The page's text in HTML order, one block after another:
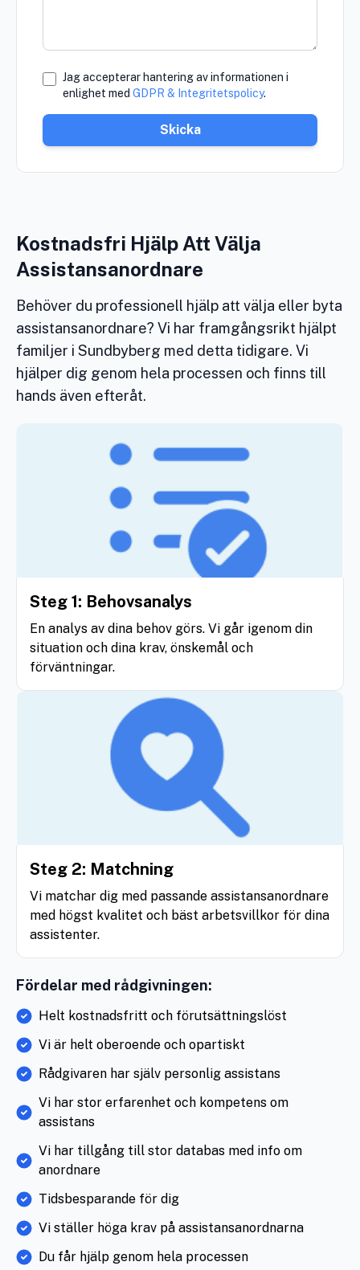
Jag accepterar hantering av informationen i
enlighet med GDPR & Integritetspolicy.
Skicka
Kostnadsfri Hjälp Att Välja
Assistansanordnare
Behöver du professionell hjälp att välja eller byta
assistansanordnare? Vi har framgångsrikt hjälpt
familjer i Sundbyberg med detta tidigare. Vi
hjälper dig genom hela processen och finns till
hands även efteråt.
Steg 1: Behovsanalys
En analys av dina behov görs. Vi går igenom din
situation och dina krav, önskemål och
förväntningar.
Steg 2: Matchning
Vi matchar dig med passande assistansanordnare
med högst kvalitet och bäst arbetsvillkor för dina
assistenter.
Fördelar med rådgivningen:
Helt kostnadsfritt och förutsättningslöst
Vi är helt oberoende och opartiskt
Rådgivaren har själv personlig assistans
Vi har stor erfarenhet och kompetens om
assistans
Vi har tillgång till stor databas med info om
anordnare
Tidsbesparande för dig
Vi ställer höga krav på assistansanordnarna
Du får hjälp genom hela processen